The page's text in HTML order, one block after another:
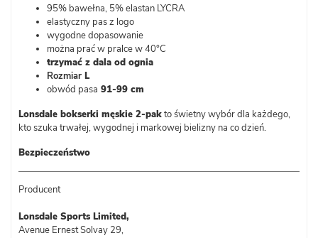
95% bawełna, 5% elastan LYCRA
elastyczny pas z logo
wygodne dopasowanie
można prać w pralce w 40°C
trzymać z dala od ognia
Rozmiar L
obwód pasa 91-99 cm
Lonsdale bokserki męskie 2-pakto świetny wybór dla każdego,
kto szuka trwałej, wygodnej i markowej bielizny na co dzień.
Bezpieczeństwo
Producent
Lonsdale Sports Limited,
Avenue Ernest Solvay 29,